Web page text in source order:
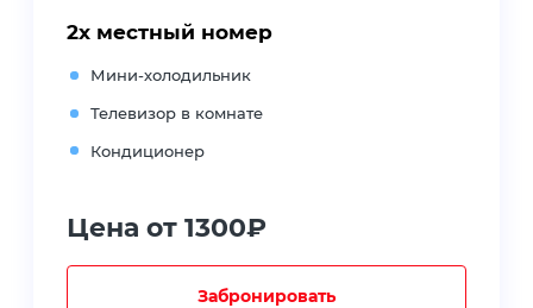
2х местный номер
Мини-холодильник
Телевизор в комнате
Кондиционер
Цена от 1300₽
Забронировать